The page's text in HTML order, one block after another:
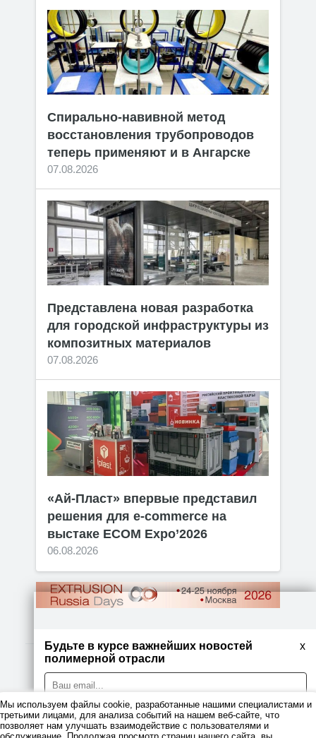
Спирально-навивной метод
восстановления трубопроводов
теперь применяют и в Ангарске
07.08.2026
Представлена новая разработка
для городской инфраструктуры из
композитных материалов
07.08.2026
«Ай-Пласт» впервые представил
решения для e-commerce на
выстаке ECOM Expo’2026
06.08.2026
x
Будьте в курсе важнейших новостей
полимерной отрасли
Правовая информация
Политика
Мы используем файлы cookie, разработанные нашими специалистами и
третьими лицами, для анализа событий на нашем веб-сайте, что
позволяет нам улучшать взаимодействие с пользователями и